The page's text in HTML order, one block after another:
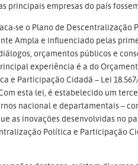
principais empresas do país
se o Plano de
Ampla e influenciado pelas
orçamentos públicos e
experiência é a do
e Participação Cidadã – Lei
esta lei, é estabelecido um
nacional e departamentais –
as inovações desenvolvidas no
Política e Participação